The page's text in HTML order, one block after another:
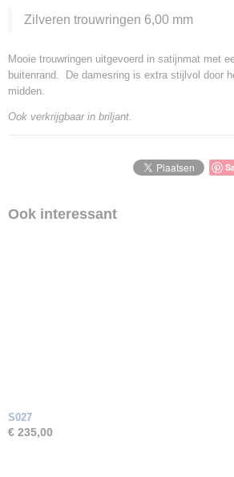
Zilveren trouwringen 6,00 mm
Mooie trouwringen uitgevoerd in satijnmat met
buitenrand. De damesring is extra stijlvol door
midden.
Ook verkrijgbaar in briljant.
Ook interessant
S027
€ 235,00